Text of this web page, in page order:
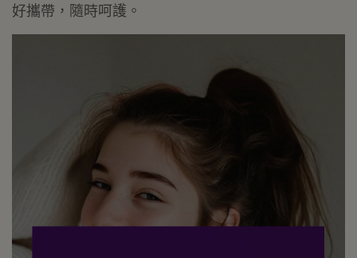
好攜帶，隨時呵護。